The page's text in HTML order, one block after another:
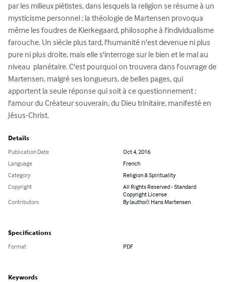
par les milieux piétistes, dans lesquels la religion se résume à un
mysticisme personnel ; la théologie de Martensen provoqua
même les foudres de Kierkegaard, philosophe à l'individualisme
farouche. Un siècle plus tard, l'humanité n'est devenue ni plus
pure ni plus droite, mais elle s'interroge sur le bien et le mal au
niveau  planétaire. C'est pourquoi on trouvera dans l'ouvrage de
Martensen, malgré ses longueurs, de belles pages, qui
apportent la seule réponse qui soit à ce questionnement :
l'amour du Créateur souverain, du Dieu trinitaire, manifesté en
Jésus-Christ.
Details
Publication Date
Oct 4, 2016
Language
French
Category
Religion & Spirituality
Copyright
All Rights Reserved - Standard
Copyright License
Contributors
By (author): Hans Martensen
Specifications
Format PDF
Keywords